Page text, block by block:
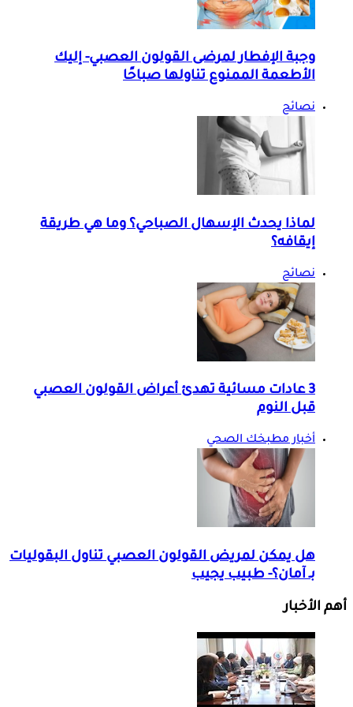
وجبة الإفطار لمرضى القولون العصبي- إليك
الأطعمة الممنوع تناولها صباحًا
نصائح
لماذا يحدث الإسهال الصباحي؟ وما هي طريقة
إيقافه؟
نصائح
3 عادات مسائية تهدئ أعراض القولون العصبي
قبل النوم
أخبار مطبخك الصحي
هل يمكن لمريض القولون العصبي تناول البقوليات
بـ آمان؟- طبيب يجيب
أهم الأخبار